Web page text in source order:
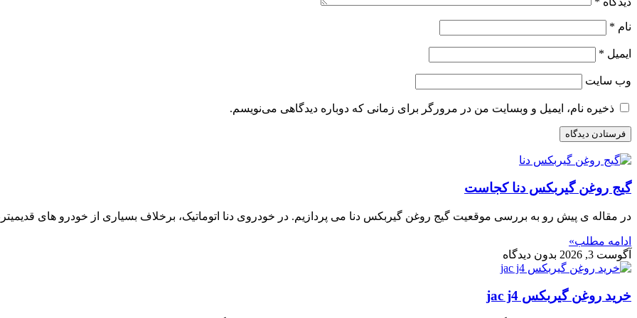
نام *
ایمیل *
وب‌ سایت
ذخیره نام، ایمیل و وبسایت من در مرورگر برای زمانی که دوباره دیدگاهی می‌نویسم.
گیج روغن گیربکس دنا کجاست
در مقاله ی پیش رو به بررسی موقعیت گیج روغن گیربکس دنا می پردازیم. در خودروی دنا اتوماتیک، برخلاف بسیاری از خودرو های
ادامه مطلب»
آگوست 3, 2026
بدون دیدگاه
خرید روغن گیربکس jac j4